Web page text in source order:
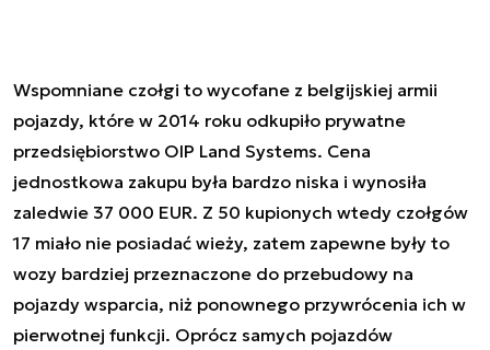
Wspomniane czołgi to wycofane z belgijskiej armii
pojazdy, które w 2014 roku odkupiło prywatne
przedsiębiorstwo OIP Land Systems. Cena
jednostkowa zakupu była bardzo niska i wynosiła
zaledwie 37 000 EUR. Z 50 kupionych wtedy czołgów
17 miało nie posiadać wieży, zatem zapewne były to
wozy bardziej przeznaczone do przebudowy na
pojazdy wsparcia, niż ponownego przywrócenia ich w
pierwotnej funkcji. Oprócz samych pojazdów